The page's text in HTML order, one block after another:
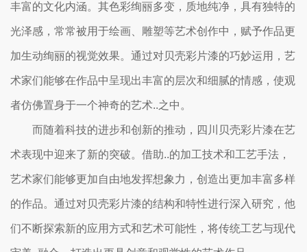
丰富的文化内涵。其色彩绚丽多变，质地纯净，具有独特的
光泽感，常常被用于绘画、雕塑等艺术创作中，赋予作品更
加生动绚丽的视觉效果。通过对贝壳彩片漆的巧妙运用，艺
术家们能够在作品中呈现出丰富的层次和细腻的情感，使观
者仿佛置身于一个神奇的艺术..之中。
而随着科技的进步和创新的推动，四川贝壳彩片漆在艺
术表现中迎来了新的突破。借助..的加工技术和工艺手法，
艺术家们能够更加自由地发挥想象力，创造出更加丰富多样
的作品。通过对贝壳彩片漆的结构和特性进行深入研究，他
们不断探索新的应用方式和艺术可能性，将传统工艺与现代